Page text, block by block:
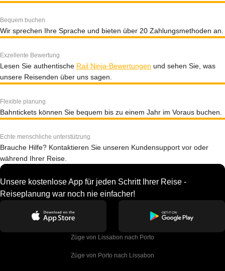
Bequem buchen
Wir sprechen Ihre Sprache und bieten über 20 Zahlungsmethoden an.
Exzellente Bewertung
Lesen Sie authentische Rail Ninja-Bewertungen und sehen Sie, was
unsere Reisenden über uns sagen.
Flexible planung
Bahntickets können Sie bequem bis zu einem Jahr im Voraus buchen.
Echte menschliche unterstützung
Brauche Hilfe? Kontaktieren Sie unseren Kundensupport vor oder
während Ihrer Reise.
Unsere kostenlose App für jeden Schritt Ihrer Reise -
Reiseplanung war noch nie einfacher!
Züge von Lissabon nach Porto
Züge von Porto nach Lissabon